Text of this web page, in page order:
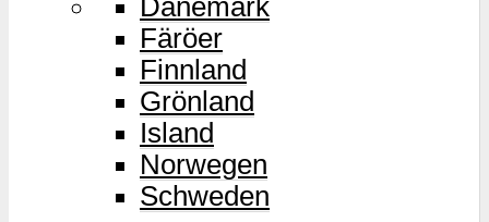
Dänemark
Färöer
Finnland
Grönland
Island
Norwegen
Schweden